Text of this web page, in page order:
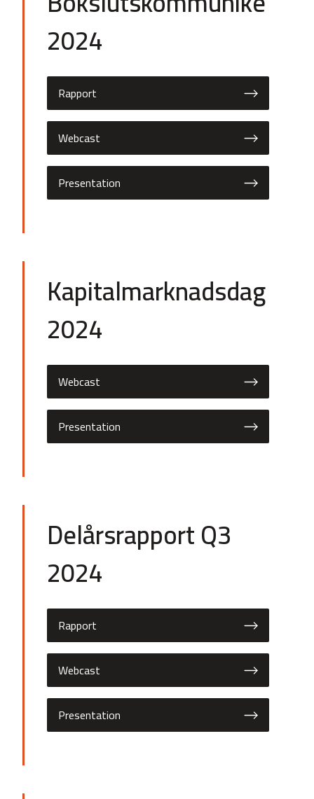
2024
Rapport
Webcast
Presentation
Kapitalmarknadsdag
2024
Webcast
Presentation
Delårsrapport Q3
2024
Rapport
Webcast
Presentation